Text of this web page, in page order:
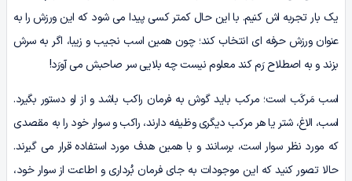
یک بار تجربه اش کنیم. با این حال کمتر کسی پیدا می شود که این ورزش را به
عنوان ورزش حرفه ای انتخاب کند؛ چون همین اسب نجیب و زیبا، اگر به سرش
بزند و به اصطلاح رَم کند معلوم نیست چه بلایی سر صاحبش می آورَد!
اسب مَرکَب است؛ مرکب باید گوش به فرمان راکب باشد و از او دستور بگیرد.
اسب، الاغ، شتر یا هر مرکب دیگری وظیفه دارند، راکب و سوار خود را به مقصدی
که مورد نظر سوار است، برسانند و با همین هدف مورد استفاده قرار می گیرند.
حالا تصور کنید که این موجودات به جای فرمان بُرداری و اطاعت از سوار خود،